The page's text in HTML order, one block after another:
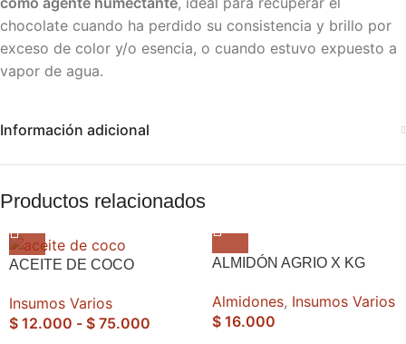
chocolate cuando ha perdido su consistencia y brillo por
exceso de color y/o esencia, o cuando estuvo expuesto a
vapor de agua.
Información adicional
Productos relacionados
ACEITE DE COCO
Insumos Varios
$ 12.000 - $ 75.000
ALMIDÓN AGRIO X KG
Almidones, Insumos Varios
$ 16.000